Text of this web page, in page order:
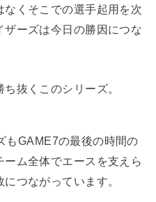
なくそこでの選手起用を次
ーズは今日の勝因につな
抜くこのシリーズ。
もGAME7の最後の時間の
ム全体でエースを支えら
つながっています。